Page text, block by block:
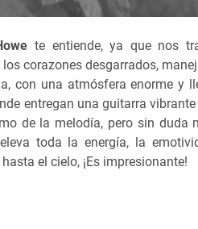
te entiende, ya que nos
corazones desgarrados,
con una atmósfera enorme y
entregan una guitarra
de la melodía, pero sin
toda la energía, la
el cielo, ¡Es impresionante!